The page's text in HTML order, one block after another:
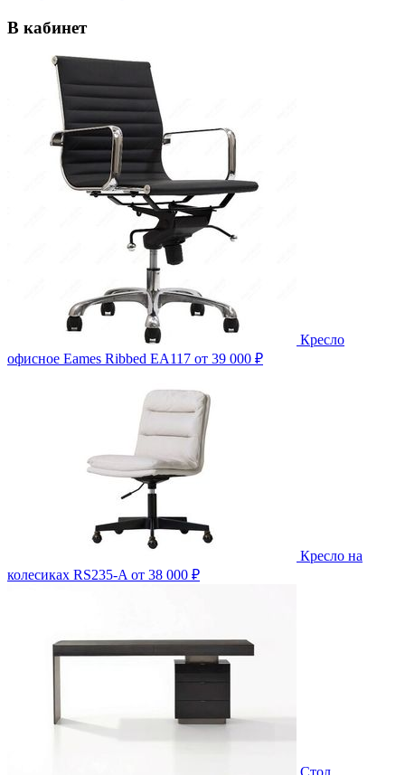
В кабинет
Кресло
офисное Eames Ribbed EA117 от 39 000 ₽
Кресло на
колесиках RS235-A от 38 000 ₽
Стол